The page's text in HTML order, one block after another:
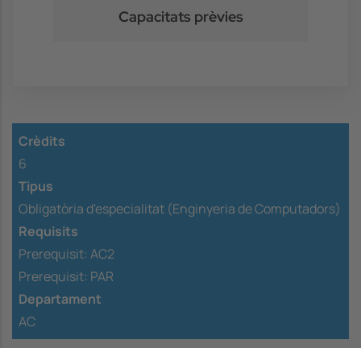
Capacitats prèvies
Crèdits
6
Tipus
Obligatòria d'especialitat (Enginyeria de Computadors)
Requisits
Prerequisit: AC2
Prerequisit: PAR
Departament
AC